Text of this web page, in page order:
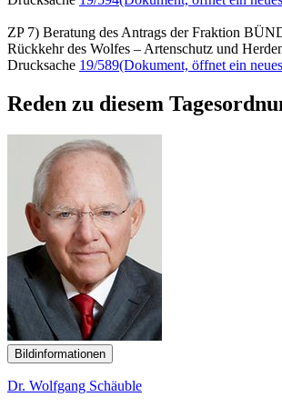
ZP 7) Beratung des Antrags der Fraktion
Rückkehr des Wolfes – Artenschutz und
Drucksache 19/589(Dokument, öffnet ein
Reden zu diesem
Bildinformationen
Dr. Wolfgang Schäuble